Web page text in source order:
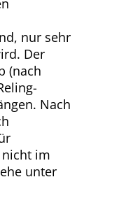
nur sehr
Der
(nach
Nach
im
unter